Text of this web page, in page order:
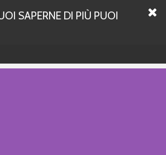
SAPERNE DI PIÙ PUOI